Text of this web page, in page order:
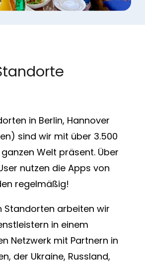
in Berlin, Hannover
sind wir mit über 3.500
Welt präsent. Über
nutzen die Apps von
regelmäßig!
Standorten arbeiten wir
in einem
Netzwerk mit Partnern in
der Ukraine, Russland,